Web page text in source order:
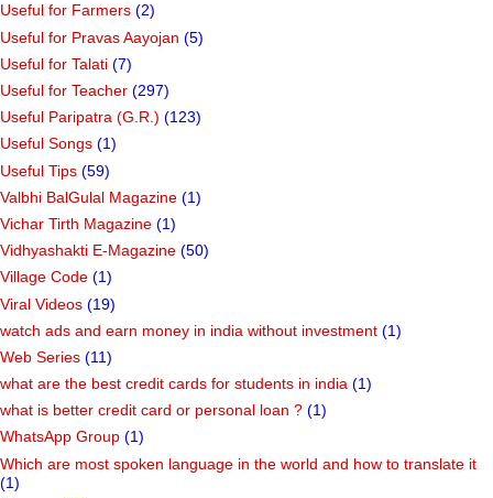
Useful for Farmers (2)
Useful for Pravas Aayojan (5)
Useful for Talati (7)
Useful for Teacher (297)
Useful Paripatra (G.R.) (123)
Useful Songs (1)
Useful Tips (59)
Valbhi BalGulal Magazine (1)
Vichar Tirth Magazine (1)
Vidhyashakti E-Magazine (50)
Village Code (1)
Viral Videos (19)
watch ads and earn money in india without investment (1)
Web Series (11)
what are the best credit cards for students in india (1)
what is better credit card or personal loan ? (1)
WhatsApp Group (1)
Which are most spoken language in the world and how to translate it
(1)